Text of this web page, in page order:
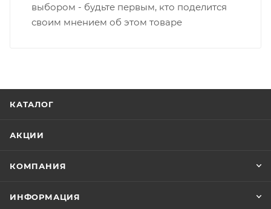
выбором - будьте первым, кто поделится
своим мнением об этом товаре
КАТАЛОГ
АКЦИИ
КОМПАНИЯ
ИНФОРМАЦИЯ